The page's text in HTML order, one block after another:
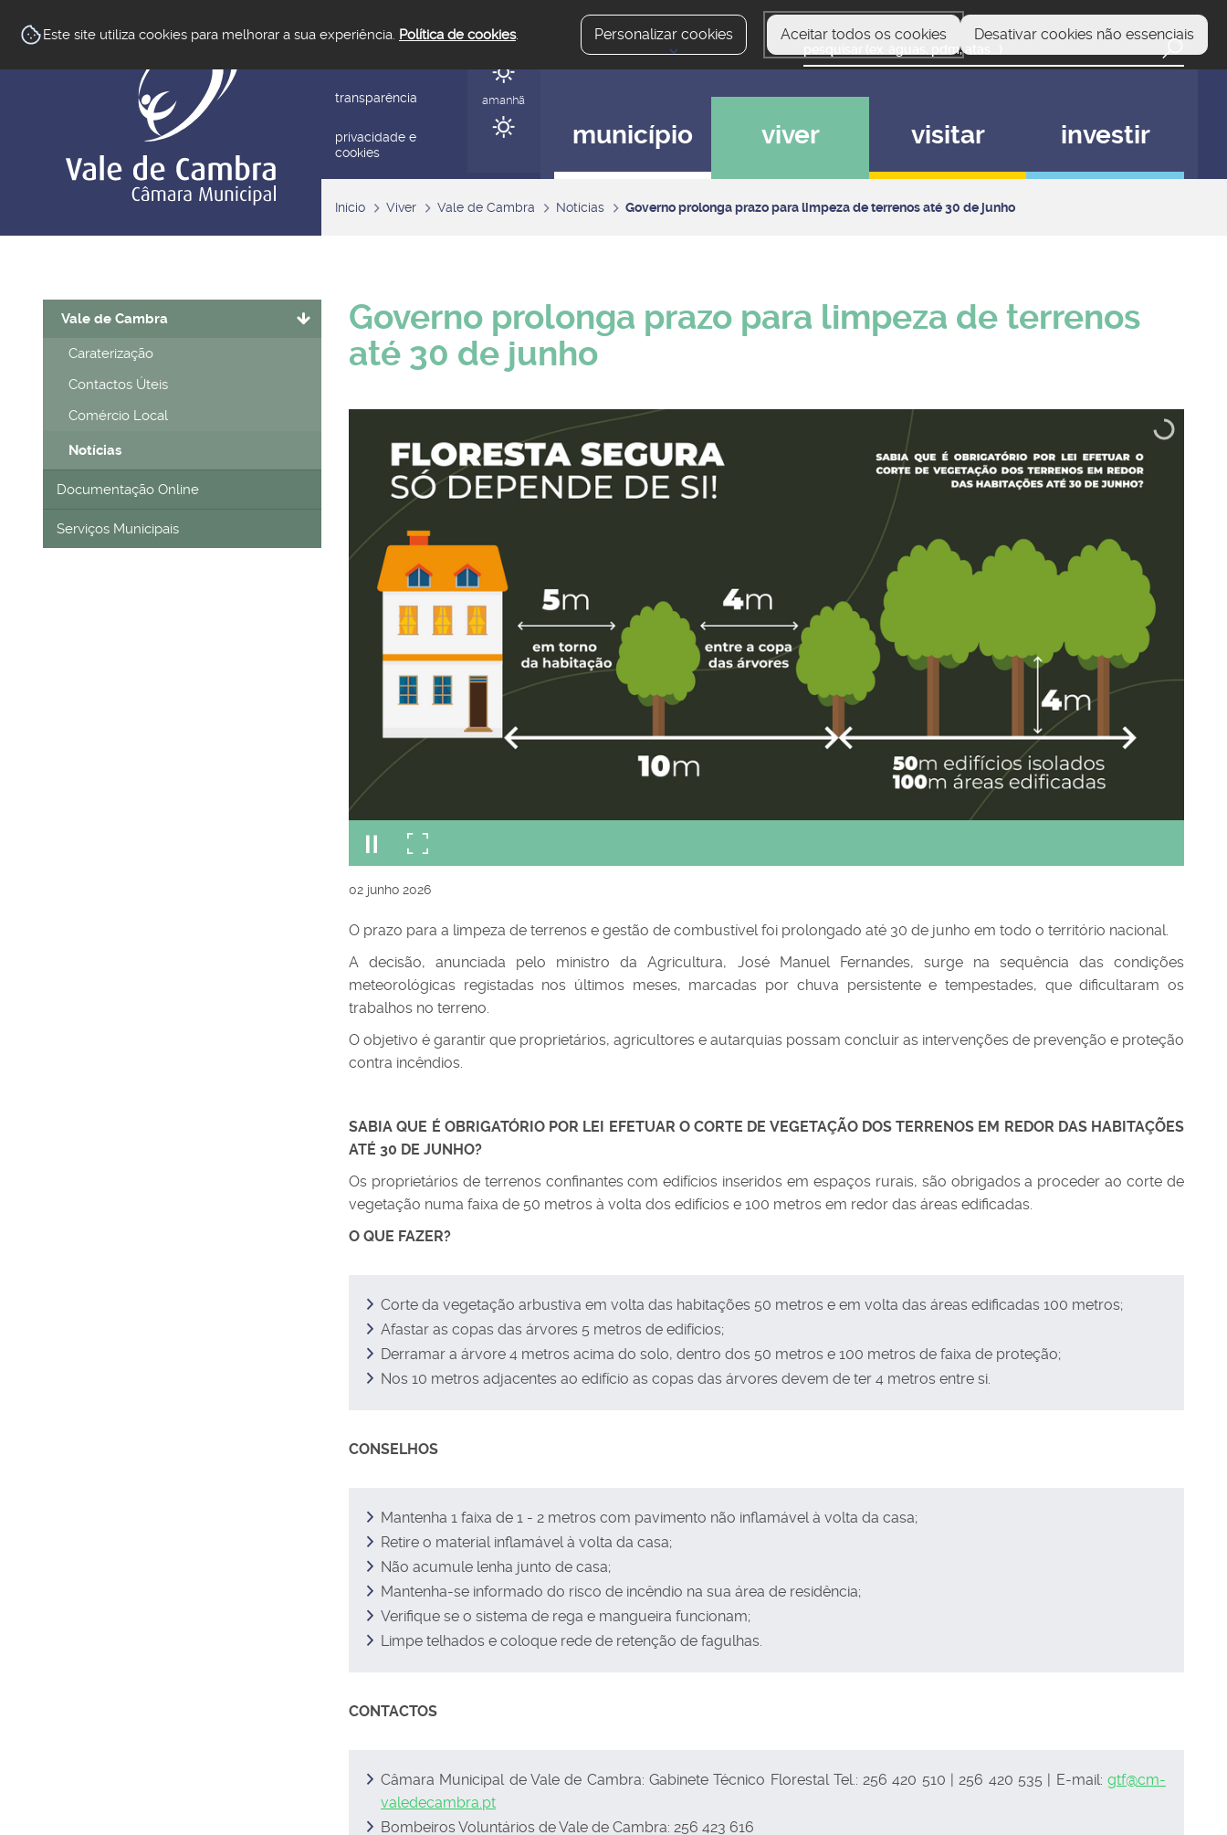
Este site utiliza cookies para melhorar a sua experiência. Política de cookies. Personalizar cookies Aceitar todos os cookies Desativar cookies não essenciais
transparência
privacidade e
cookies
hoje
amanhã
município viver visitar investir
Início Viver Vale de Cambra Notícias Governo prolonga prazo para limpeza de terrenos até 30 de junho
Vale de Cambra
Caraterização
Contactos Úteis
Comércio Local
Notícias
Documentação Online
Serviços Municipais
Governo prolonga prazo para limpeza de terrenos
até 30 de junho
02 junho 2026
O prazo para a limpeza de terrenos e gestão de combustível foi prolongado até 30 de junho em todo o território nacional.
A decisão, anunciada pelo ministro da Agricultura, José Manuel Fernandes, surge na sequência das condições
meteorológicas registadas nos últimos meses, marcadas por chuva persistente e tempestades, que dificultaram os
trabalhos no terreno.
O objetivo é garantir que proprietários, agricultores e autarquias possam concluir as intervenções de prevenção e proteção
contra incêndios.
SABIA QUE É OBRIGATÓRIO POR LEI EFETUAR O CORTE DE VEGETAÇÃO DOS TERRENOS EM REDOR DAS HABITAÇÕES
ATÉ 30 DE JUNHO?
Os proprietários de terrenos confinantes com edifícios inseridos em espaços rurais, são obrigados a proceder ao corte de
vegetação numa faixa de 50 metros à volta dos edifícios e 100 metros em redor das áreas edificadas.
O QUE FAZER?
Corte da vegetação arbustiva em volta das habitações 50 metros e em volta das áreas edificadas 100 metros;
Afastar as copas das árvores 5 metros de edifícios;
Derramar a árvore 4 metros acima do solo, dentro dos 50 metros e 100 metros de faixa de proteção;
Nos 10 metros adjacentes ao edifício as copas das árvores devem de ter 4 metros entre si.
CONSELHOS
Mantenha 1 faixa de 1 - 2 metros com pavimento não inflamável à volta da casa;
Retire o material inflamável à volta da casa;
Não acumule lenha junto de casa;
Mantenha-se informado do risco de incêndio na sua área de residência;
Verifique se o sistema de rega e mangueira funcionam;
Limpe telhados e coloque rede de retenção de fagulhas.
CONTACTOS
Câmara Municipal de Vale de Cambra: Gabinete Técnico Florestal Tel.: 256 420 510 | 256 420 535 | E-mail: gtf@cm-
valedecambra.pt
Bombeiros Voluntários de Vale de Cambra: 256 423 616